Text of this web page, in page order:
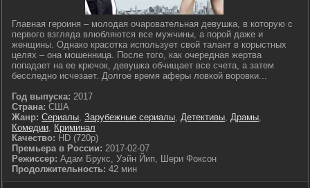
Главная героиня – молодая очаровательная девушка, в которую с
первого взгляда влюбляются все мужчины, а порой даже и
женщины. Однако красотка использует свой талант в корыстных
целях – она мошенница. После того, как очередная жертва
попадает на ее крючок, девушка обчищает все счета, а затем
бесследно исчезает. Долгое время аферы ловкой воровки...
Год выпуска: 2017
Страна: США
Жанр: Сериалы, Зарубежные сериалы, Детективы, Драмы,
Комедии, Криминал
Качество: HD (720p)
Премьера в России: 2017-02-07
Режиссер: Адам Брукс, Уэйн Йип, Шери Фоксон
Продолжительность: 42 мин